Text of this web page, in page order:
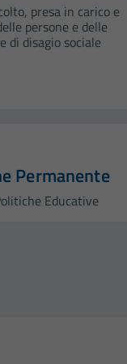
presa in carico e
persone e delle
di disagio sociale
Permanente
Educative